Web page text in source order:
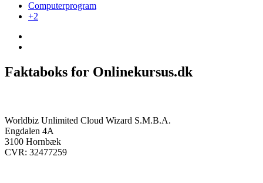
Computerprogram
+2
Faktaboks for Onlinekursus.dk
Worldbiz Unlimited Cloud Wizard S.M.B.A.
Engdalen 4A
3100 Hornbæk
CVR: 32477259